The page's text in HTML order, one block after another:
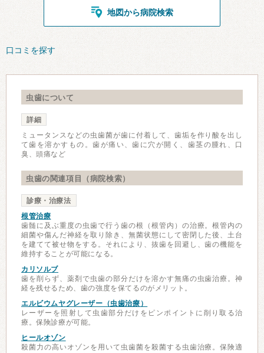
地図から病院検索
口コミを探す
虫歯について
詳細
ミュータンスなどの虫歯菌が歯に付着して、歯垢を作り酸を出し
て歯を溶かすもの。歯が痛い、歯に穴が開く、歯茎の腫れ、口
臭、頭痛など
虫歯の関連項目（病院検索）
診療・治療法
根管治療
歯髄に及ぶ重度の虫歯で行う歯の根（根管内）の治療。根管内の
細菌や傷んだ神経を取り除き、無菌状態にして密閉した後、土台
を建てて被せ物をする。それにより、抜歯を回避し、歯の機能を
維持することが可能になる。
カリソルブ
歯を削らず、薬剤で虫歯の部分だけを溶かす無痛の虫歯治療。神
経を残せるため、歯の強度を保てるのがメリット。
エルビウムヤグレーザー（虫歯治療）
レーザーを照射して虫歯部分だけをピンポイントに削り取る治
療。保険診療が可能。
ヒールオゾン
殺菌力の高いオゾンを用いて虫歯菌を殺菌する虫歯治療。保険適